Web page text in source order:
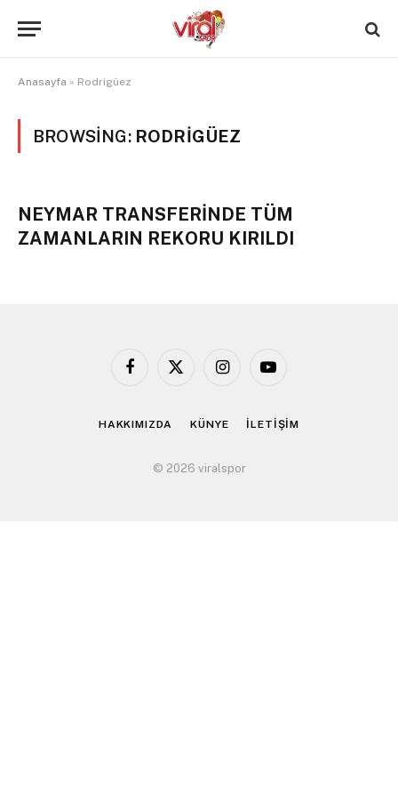
Anasayfa » Rodrigüez
BROWSING: RODRIGÜEZ
NEYMAR TRANSFERİNDE TÜM
ZAMANLARIN REKORU KIRILDI
Facebook
X
InstagramYouTube
HAKKIMIZDA KÜNYE İLETİŞİM
© 2026 viralspor